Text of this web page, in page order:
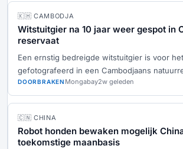
🇰🇭 CAMBODJA
Witstuitgier na 10 jaar weer gespot in
reservaat
Een ernstig bedreigde witstuitgier is voor
gefotografeerd in een Cambodjaans
DOORBRAKEN Mongabay2w geleden
🇨🇳 CHINA
Robot honden bewaken mogelijk
toekomstige maanbasis